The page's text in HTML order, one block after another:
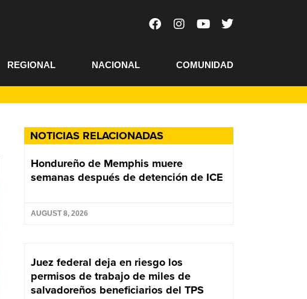
REGIONAL NACIONAL COMUNIDAD
NOTICIAS RELACIONADAS
Hondureño de Memphis muere
semanas después de detención de ICE
AUGUST 8, 2026
Juez federal deja en riesgo los
permisos de trabajo de miles de
salvadoreños beneficiarios del TPS